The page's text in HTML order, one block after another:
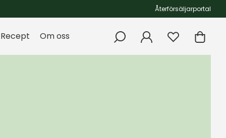
Återförsäljarportal
Recept Om oss